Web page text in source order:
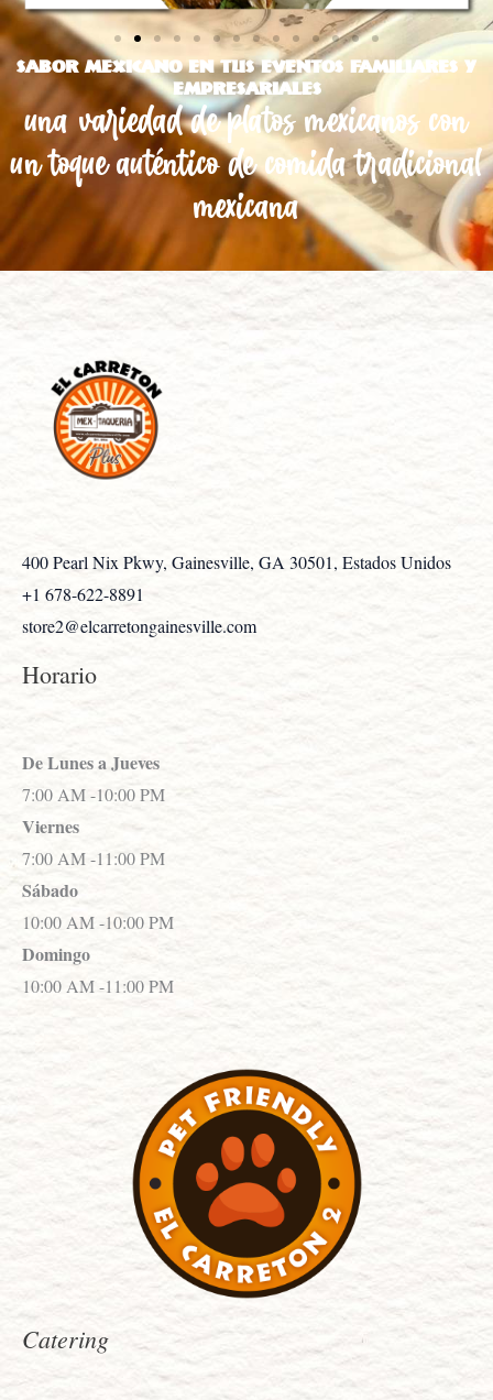
SABOR MEXICANO EN TUS EVENTOS FAMILIARES Y
EMPRESARIALES
una variedad de platos mexicanos con
un toque auténtico de comida tradicional
mexicana
400 Pearl Nix Pkwy, Gainesville, GA 30501, Estados Unidos
+1 678-622-8891
store2@elcarretongainesville.com
Horario
De Lunes a Jueves
7:00 AM -10:00 PM
Viernes
7:00 AM -11:00 PM
Sábado
10:00 AM -10:00 PM
Domingo
10:00 AM -11:00 PM
Catering